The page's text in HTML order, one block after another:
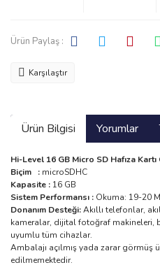
Ürün Paylaş :
Karşılaştır
Ürün Bilgisi Yorumlar
Hi-Level 16 GB Micro SD Hafıza
Biçim : microSDHC
Kapasite : 16 GB
Sistem Performansı : Okuma: 19-20
Donanım Desteği:Akıllı telefonlar,
kameralar, dijital fotoğraf makineleri,
uyumlu tüm cihazlar.
Ambalajı açılmış yada zarar görmüş
edilmemektedir.